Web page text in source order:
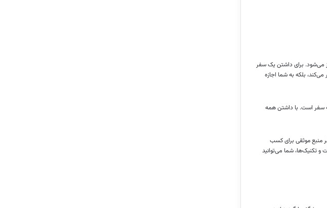
می‌شود. برای داشتن یک سفر
بلکه به شما اجازه
سفر است. با داشتن همه
منبع موثقی برای کسب
و تکنیک‌ها، شما می‌توانید